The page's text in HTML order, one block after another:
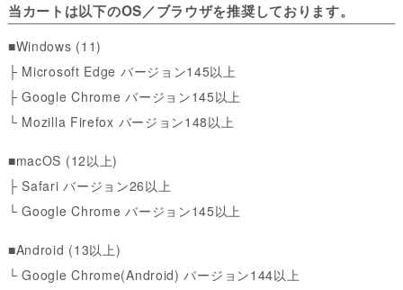
当カートは以下のOS／ブラウザを推奨しております。
■Windows (11)
├ Microsoft Edge バージョン145以上
├ Google Chrome バージョン145以上
└ Mozilla Firefox バージョン148以上
■macOS (12以上)
├ Safari バージョン26以上
└ Google Chrome バージョン145以上
■Android (13以上)
└ Google Chrome(Android) バージョン144以上